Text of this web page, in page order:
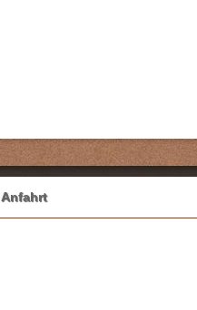
Anfahrt